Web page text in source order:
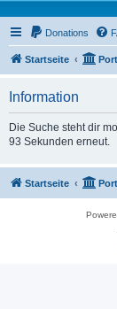
Donations
Startseite
Information
Die Suche steht dir
93 Sekunden erneut.
Startseite